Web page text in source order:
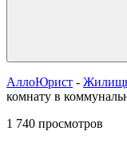
АллоЮрист -
комнату в
1 740 просмотров